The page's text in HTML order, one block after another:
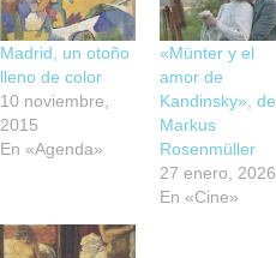
Madrid, un otoño
lleno de color
10 noviembre,
2015
En «Agenda»
«Münter y el
amor de
Kandinsky», de
Markus
Rosenmüller
27 enero, 2026
En «Cine»